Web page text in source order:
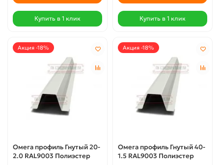
Купить в 1 клик Купить в 1 клик
Акция -18%
Омега профиль Гнутый 20-
2.0 RAL9003 Полиэстер
Акция -18%
Омега профиль Гнутый 40-
1.5 RAL9003 Полиэстер